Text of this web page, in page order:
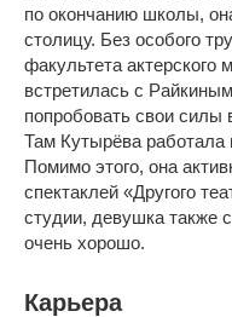
по окончанию школы,
столицу. Без особого
факультета актерского
встретилась с
попробовать свои силы
Там Кутырёва работала
Помимо этого, она
спектаклей «Другого
студии, девушка также
очень хорошо.
Карьера